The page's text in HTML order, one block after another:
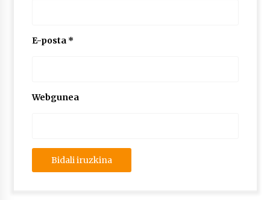
E-posta *
Webgunea